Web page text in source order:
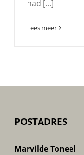
had [...]
Lees meer
POSTADRES
Marvilde Toneel